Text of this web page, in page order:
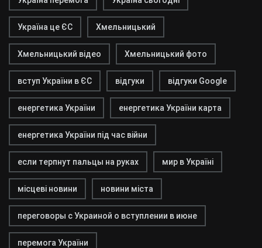
Україна це ЄС Хмельницький
Хмельницький відео Хмельницький фото
вступ України в ЄС відгуки відгуки Google
енергетика України енергетика України карта
енергетика України під час війни
если терпнут пальцы на руках мир в Україні
місцеві новини новини міста
переговоры с Украиной о вступлении в июне
перемога України